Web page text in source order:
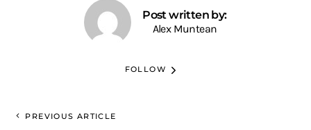
Post written by:
Alex Muntean
FOLLOW
PREVIOUS ARTICLE